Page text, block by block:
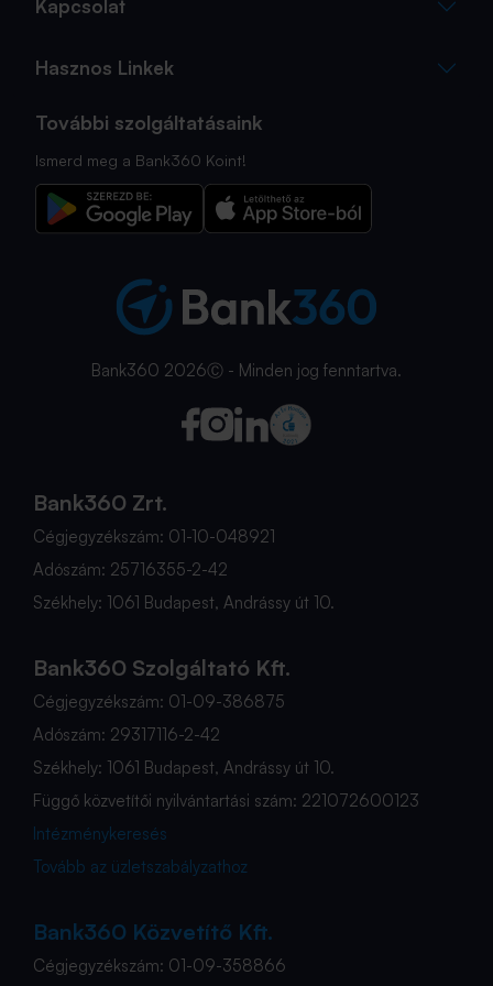
Kapcsolat
Hasznos Linkek
További szolgáltatásaink
Ismerd meg a Bank360 Koint!
Bank360 2026Ⓒ - Minden jog fenntartva.
Bank360 Zrt.
Cégjegyzékszám: 01-10-048921
Adószám: 25716355-2-42
Székhely: 1061 Budapest, Andrássy út 10.
Bank360 Szolgáltató Kft.
Cégjegyzékszám: 01-09-386875
Adószám: 29317116-2-42
Székhely: 1061 Budapest, Andrássy út 10.
Függő közvetítői nyilvántartási szám: 221072600123
Intézménykeresés
Tovább az üzletszabályzathoz
Bank360 Közvetítő Kft.
Cégjegyzékszám: 01-09-358866